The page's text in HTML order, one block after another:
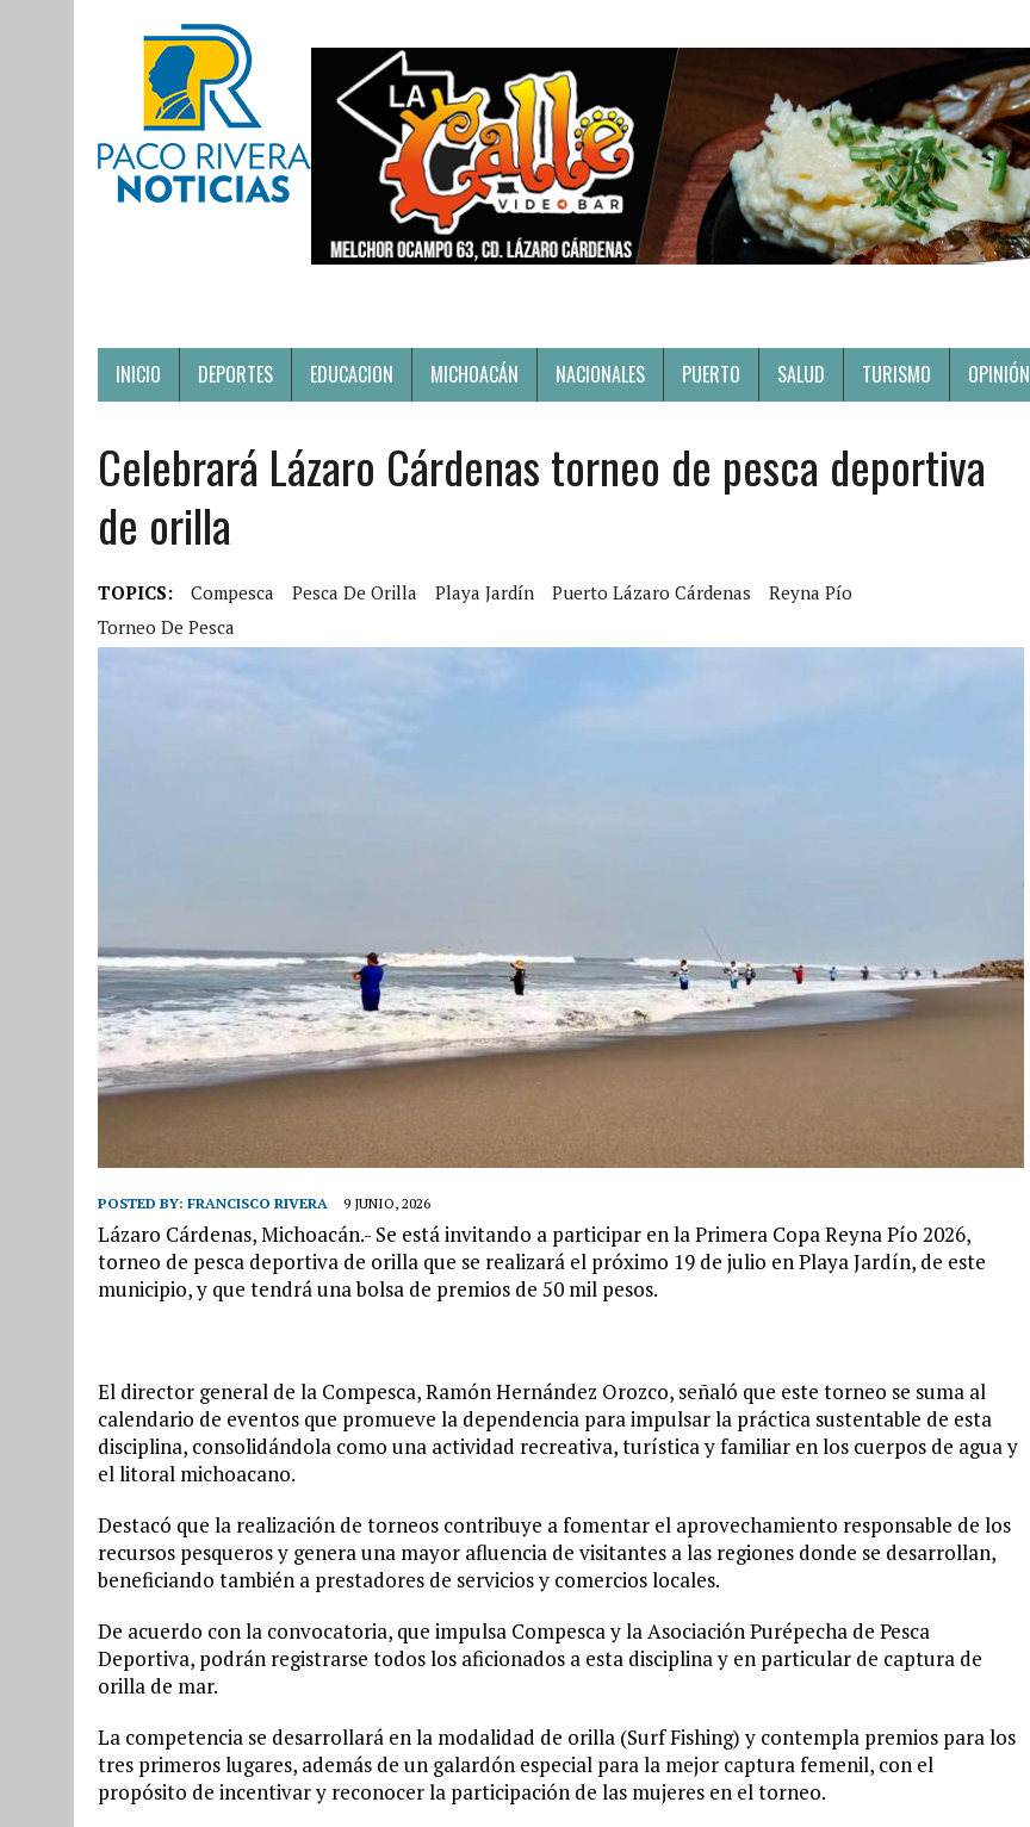
INICIO DEPORTES EDUCACION MICHOACÁN NACIONALES PUERTO SALUD TURISMO OPINIÓN
Celebrará Lázaro Cárdenas torneo de pesca deportiva
de orilla
TOPICS: Compesca Pesca De Orilla Playa Jardín Puerto Lázaro Cárdenas
Reyna Pío
Torneo De Pesca
POSTED BY: FRANCISCO RIVERA 9 JUNIO, 2026
Lázaro Cárdenas, Michoacán.- Se está invitando a participar en la Primera Copa Reyna Pío 2026,
torneo de pesca deportiva de orilla que se realizará el próximo 19 de julio en Playa Jardín, de este
municipio, y que tendrá una bolsa de premios de 50 mil pesos.
El director general de la Compesca, Ramón Hernández Orozco, señaló que este torneo se suma al
calendario de eventos que promueve la dependencia para impulsar la práctica sustentable de esta
disciplina, consolidándola como una actividad recreativa, turística y familiar en los cuerpos de agua y
el litoral michoacano.
Destacó que la realización de torneos contribuye a fomentar el aprovechamiento responsable de los
recursos pesqueros y genera una mayor afluencia de visitantes a las regiones donde se desarrollan,
beneficiando también a prestadores de servicios y comercios locales.
De acuerdo con la convocatoria, que impulsa Compesca y la Asociación Purépecha de Pesca
Deportiva, podrán registrarse todos los aficionados a esta disciplina y en particular de captura de
orilla de mar.
La competencia se desarrollará en la modalidad de orilla (Surf Fishing) y contempla premios para los
tres primeros lugares, además de un galardón especial para la mejor captura femenil, con el
propósito de incentivar y reconocer la participación de las mujeres en el torneo.